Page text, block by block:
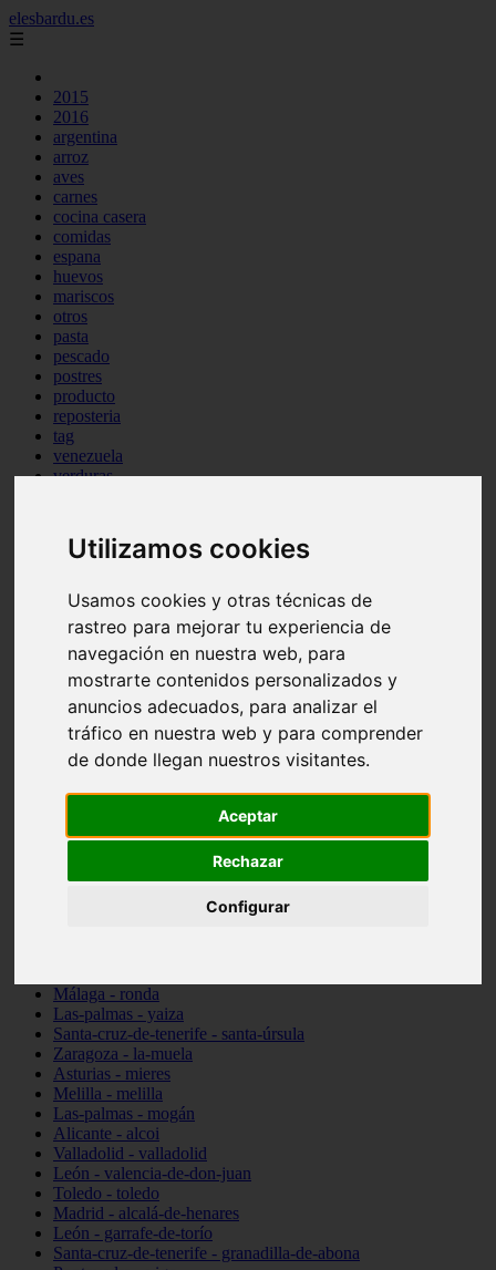
Utilizamos cookies
Usamos cookies y otras técnicas de
rastreo para mejorar tu experiencia de
navegación en nuestra web, para
mostrarte contenidos personalizados y
anuncios adecuados, para analizar el
tráfico en nuestra web y para comprender
de donde llegan nuestros visitantes.
Aceptar
Rechazar
Configurar
elesbardu.es
☰
2015
2016
argentina
arroz
aves
carnes
cocina casera
comidas
espana
huevos
mariscos
otros
pasta
pescado
postres
producto
reposteria
tag
venezuela
verduras
Teruel - sarrión
Cádiz - algodonales
Madrid - madrid
Asturias - oviedo
Cádiz - el-puerto-de-santa-maría
Asturias - aller
álava - vitoria-gasteiz
Málaga - marbella
Zaragoza - zaragoza
Barcelona - barcelona
Valencia - valencia
Toledo - seseña
Cantabria - val-de-san-vicente
Málaga - ronda
Las-palmas - yaiza
Santa-cruz-de-tenerife - santa-úrsula
Zaragoza - la-muela
Asturias - mieres
Melilla - melilla
Las-palmas - mogán
Alicante - alcoi
Valladolid - valladolid
León - valencia-de-don-juan
Toledo - toledo
Madrid - alcalá-de-henares
León - garrafe-de-torío
Santa-cruz-de-tenerife - granadilla-de-abona